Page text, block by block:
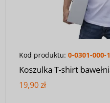
Kod produktu: 0-0301-000-
Koszulka T-shirt
19,90 zł